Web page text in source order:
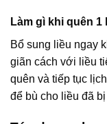
Làm gì khi quên 1
Bổ sung liều ngay
giãn cách với liều
quên và tiếp tục
để bù cho liều đã